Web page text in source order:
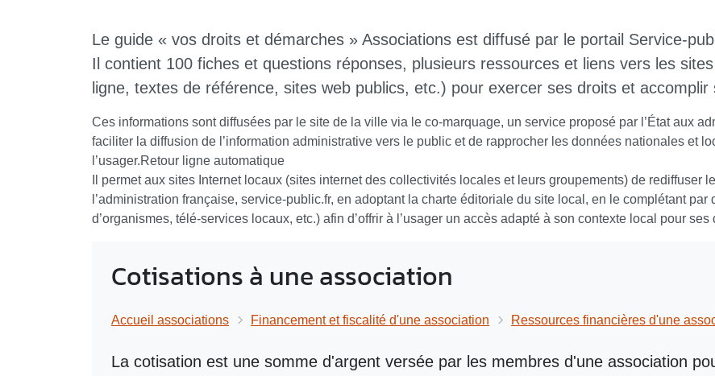
Le guide « vos droits et démarches » Associations est diffusé par le portail Service-
Il contient 100 fiches et questions réponses, plusieurs ressources et liens vers les
ligne, textes de référence, sites web publics, etc.) pour exercer ses droits et accomplir
Ces informations sont diffusées par le site de la ville via le co-marquage, un service proposé par l’État aux
faciliter la diffusion de l’information administrative vers le public et de rapprocher les données nationales et
l’usager.Retour ligne automatique
Il permet aux sites Internet locaux (sites internet des collectivités locales et leurs groupements) de rediffuser
l’administration française, service-public.fr, en adoptant la charte éditoriale du site local, en le complétant
d’organismes, télé-services locaux, etc.) afin d’offrir à l’usager un accès adapté à son contexte local pour ses
Cotisations à une association
Accueil associations Financement et fiscalité d'une association Ressources financières d'une
La cotisation est une somme d'argent versée par les membres d'une association